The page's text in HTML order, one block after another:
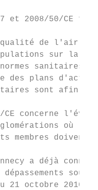
et 2008/50/CE
de l'air
sur la
sanitaires
des plans
sont afin
CE concerne
où les
membres doivent
a déjà connu
dépassements
21 octobre